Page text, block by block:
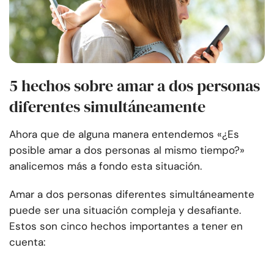
5 hechos sobre amar a dos personas
diferentes simultáneamente
Ahora que de alguna manera entendemos «¿Es
posible amar a dos personas al mismo tiempo?»
analicemos más a fondo esta situación.
Amar a dos personas diferentes simultáneamente
puede ser una situación compleja y desafiante.
Estos son cinco hechos importantes a tener en
cuenta: